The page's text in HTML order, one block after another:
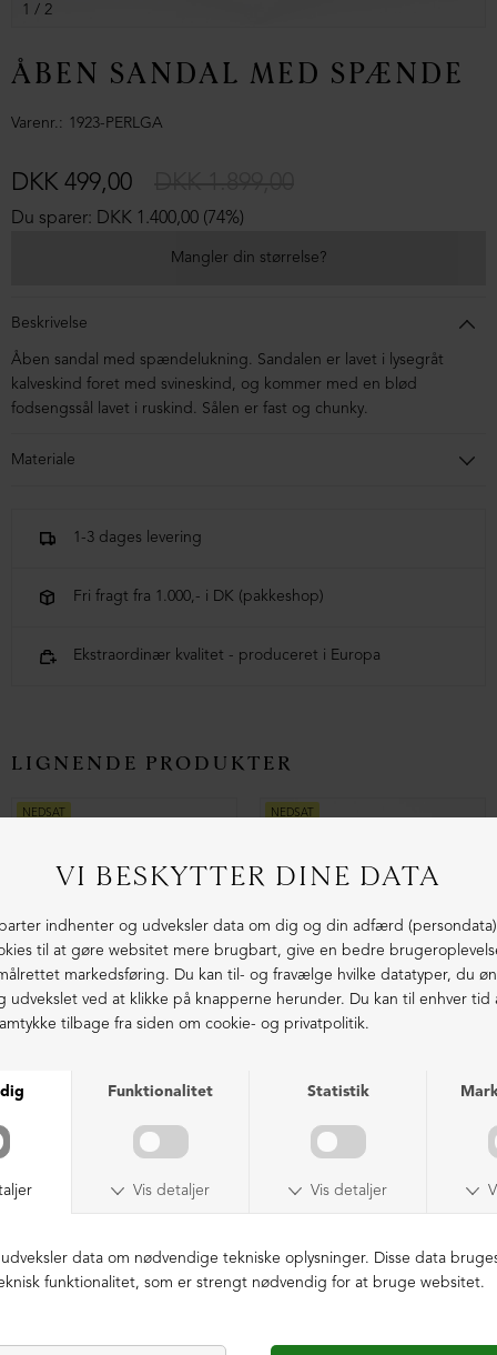
1 / 2
ÅBEN SANDAL MED SPÆNDE
Varenr. 1923-PERLGA
Du sparer: DKK 1.400,00 (74%)
DKK 499,00
Mangler din størrelse?
Beskrivelse
Åben sandal med spændelukning. Sandalen er lavet i lysegråt
kalveskind foret med svineskind, og kommer med en blød
fodsengssål lavet i ruskind. Sålen er fast og chunky.
Materiale
1-3 dages levering
Fri fragt fra 1.000,- i DK (pakkeshop)
Ekstraordinær kvalitet - produceret i Europa
LIGNENDE PRODUKTER
NEDSAT
Sko med snøre (2. sortering)
NEDSAT
Støvle med front-lynlås